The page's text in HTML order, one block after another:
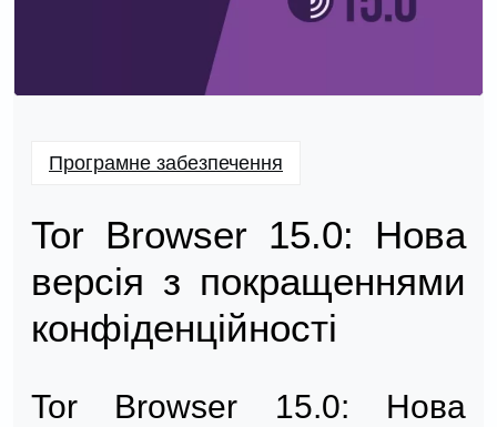
Програмне забезпечення
Tor Browser 15.0: Нова
версія з покращеннями
конфіденційності
Tor Browser 15.0: Нова